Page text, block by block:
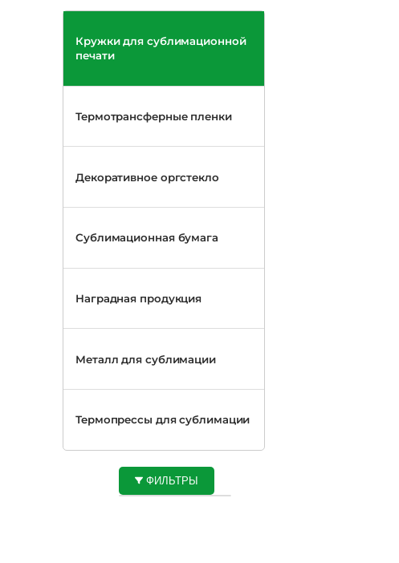
Кружки для сублимационной
печати
Термотрансферные пленки
Декоративное оргстекло
Сублимационная бумага
Наградная продукция
Металл для сублимации
Термопрессы для сублимации
ФИЛЬТРЫ